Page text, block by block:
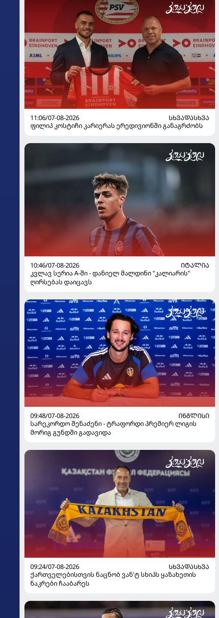
11:06/07-08-2026
ᲡᲮᲕᲐᲓᲐᲡᲮᲕᲐ
ფილიპ კოსტიჩი კარიერას ერედივიონში განაგრძობს
10:46/07-08-2026
ᲘᲢᲐᲚᲘᲐ
კვლავ სერია A-ში - დანიელ მალდინი "კალიარის"
ღირსებას დაიცავს
09:48/07-08-2026
ᲘᲜᲒᲚᲘᲡᲘ
სარეკორდო შენაძენი - ტრაფორდი პრემიერ ლიგის
მორიგ გუნდში გადავიდა
09:24/07-08-2026
ᲡᲮᲕᲐᲓᲐᲡᲮᲕᲐ
ქართველებისთვის ნაცნობ ვან'ტ სხიპს ყაზახეთის
ნაკრები ჩააბარეს